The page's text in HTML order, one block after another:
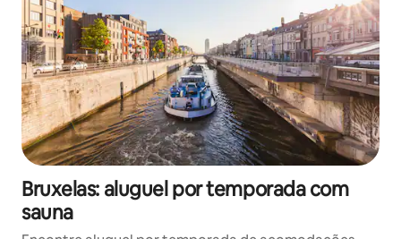
Bruxelas: aluguel por temporada com
sauna